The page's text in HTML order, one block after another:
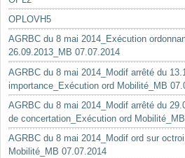
OPLOVH5
AGRBC du 8 mai 2014_Exécution
26.09.2013_MB 07.07.2014
AGRBC du 8 mai 2014_Modif arrêté du
importance_Exécution ord Mobilité_MB
AGRBC du 8 mai 2014_Modif arrêté du
de concertation_Exécution ord
AGRBC du 8 mai 2014_Modif ord sur
Mobilité_MB 07.07.2014